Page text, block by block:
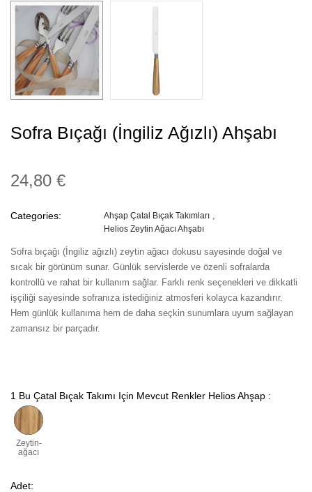
Sofra Bıçağı (İngiliz Ağızlı) Ahşabı
24,80 €
Categories:
Ahşap Çatal Bıçak Takımları
Helios Zeytin Ağacı Ahşabı
Sofra bıçağı (İngiliz ağızlı) zeytin ağacı dokusu sayesinde doğal ve
sıcak bir görünüm sunar. Günlük servislerde ve özenli sofralarda
kontrollü ve rahat bir kullanım sağlar. Farklı renk seçenekleri ve dikkatli
işçiliği sayesinde sofranıza istediğiniz atmosferi kolayca kazandırır.
Hem günlük kullanıma hem de daha seçkin sunumlara uyum sağlayan
zamansız bir parçadır.
1 Bu Çatal Bıçak Takımı Için Mevcut Renkler Helios Ahşap :
Zeytin-
ağacı
Adet: